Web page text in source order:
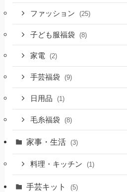
ファッション (25)
子ども服福袋 (8)
家電 (2)
手芸福袋 (9)
日用品 (1)
毛糸福袋 (8)
家事・生活 (3)
料理・キッチン (1)
手芸キット (5)